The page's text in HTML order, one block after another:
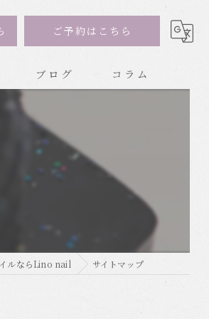
ご予約はこちら
ブログ コラム
ルならLino nail サイトマップ